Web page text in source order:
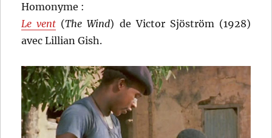
Homonyme :
Le vent (The Wind) de Victor Sjöström (1928)
avec Lillian Gish.